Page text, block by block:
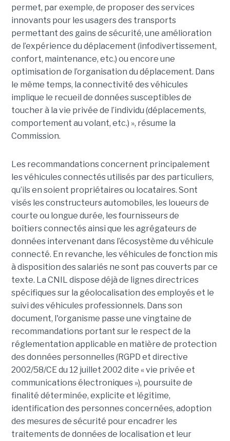
permet, par exemple, de proposer des services
innovants pour les usagers des transports
permettant des gains de sécurité, une amélioration
de l’expérience du déplacement (infodivertissement,
confort, maintenance, etc.) ou encore une
optimisation de l’organisation du déplacement. Dans
le même temps, la connectivité des véhicules
implique le recueil de données susceptibles de
toucher à la vie privée de l’individu (déplacements,
comportement au volant, etc.) », résume la
Commission.
Les recommandations concernent principalement
les véhicules connectés utilisés par des particuliers,
qu’ils en soient propriétaires ou locataires. Sont
visés les constructeurs automobiles, les loueurs de
courte ou longue durée, les fournisseurs de
boîtiers connectés ainsi que les agrégateurs de
données intervenant dans l’écosystème du véhicule
connecté. En revanche, les véhicules de fonction mis
à disposition des salariés ne sont pas couverts par ce
texte. La CNIL dispose déjà de lignes directrices
spécifiques sur la géolocalisation des employés et le
suivi des véhicules professionnels. Dans son
document, l'organisme passe une vingtaine de
recommandations portant sur le respect de la
réglementation applicable en matière de protection
des données personnelles (RGPD et directive
2002/58/CE du 12 juillet 2002 dite « vie privée et
communications électroniques »), poursuite de
finalité déterminée, explicite et légitime,
identification des personnes concernées, adoption
des mesures de sécurité pour encadrer les
traitements de données de localisation et leur